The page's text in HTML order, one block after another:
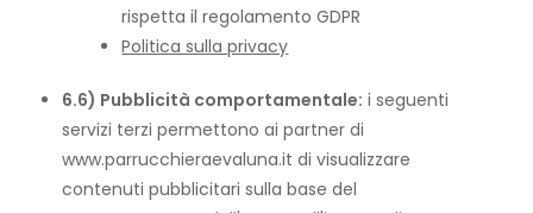
rispetta il regolamento GDPR
Politica sulla privacy
6.6) Pubblicità comportamentale: i seguenti
servizi terzi permettono ai partner di
www.parrucchieraevaluna.it di visualizzare
contenuti pubblicitari sulla base del